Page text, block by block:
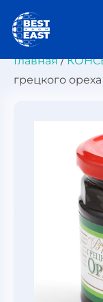
содержимому
Главная/
грецкого